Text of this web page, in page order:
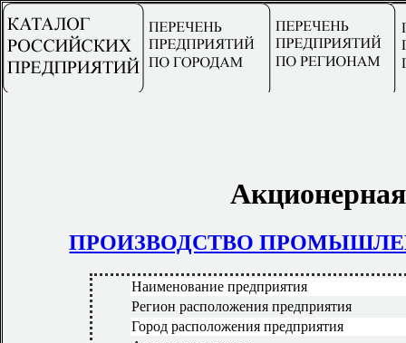
ПРОИЗВОДСТВО
Наименование предприятия
Регион расположения предприятия
Город расположения предприятия